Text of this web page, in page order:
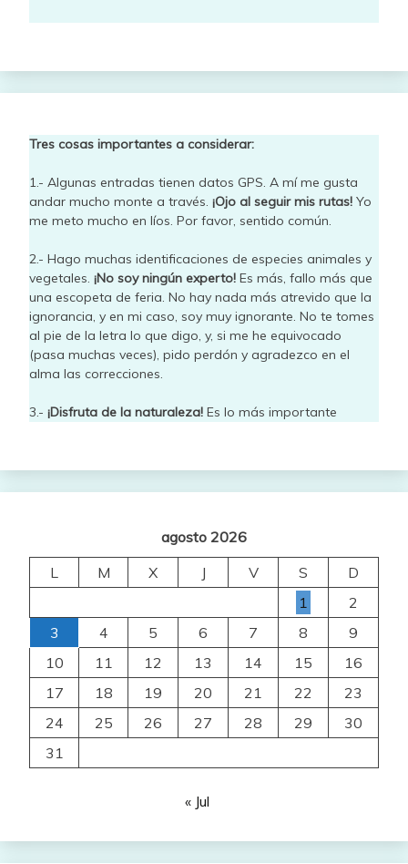
Tres cosas importantes a considerar:
1.- Algunas entradas tienen datos GPS. A mí me gusta
andar mucho monte a través. ¡Ojo al seguir mis rutas! Yo
me meto mucho en líos. Por favor, sentido común.
2.- Hago muchas identificaciones de especies animales y
vegetales. ¡No soy ningún experto! Es más, fallo más que
una escopeta de feria. No hay nada más atrevido que la
ignorancia, y en mi caso, soy muy ignorante. No te tomes
al pie de la letra lo que digo, y, si me he equivocado
(pasa muchas veces), pido perdón y agradezco en el
alma las correcciones.
3.- ¡Disfruta de la naturaleza! Es lo más importante
agosto 2026
L
M X J V S
D
1
2
3
4 5 6 7 8
9
10
11 12 13 14 15
16
17
18 19 20 21 22
23
24
25 26 27 28 29
30
31
« Jul